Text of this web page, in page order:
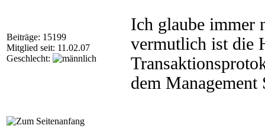
Beiträge: 15199
Mitglied seit: 11.02.07
Geschlecht:
Ich glaube immer
vermutlich ist die
dem